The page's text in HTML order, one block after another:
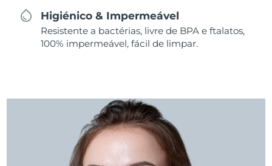
Higiénico & Impermeável
Resistente a bactérias, livre de BPA e ftalatos,
100% impermeável, fácil de limpar.